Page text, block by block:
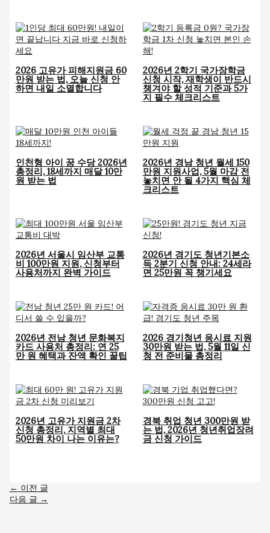
2026 고유가 피해지원금 60
만원 받는 법, 오늘 신청 안
하면 내일 소멸합니다
2026년 2학기 국가장학금
신청 시작, 재학생이 반드시
챙겨야 할 성적 기준과 5가
지 필수 체크리스트
인천형 아이 꿈 수당 2026년
총정리, 18세까지 매달 10만
원 받는 법
2026년 경남 청년 월세 150
만원 지원사업, 5월 마감 전
놓치면 안 될 4가지 핵심 체
크리스트
2026년 서울시 임산부 교통
비 100만원 지원, 신청부터
사용처까지 완벽 가이드
2026년 경기도 청년기본소
득 2분기 신청 안내: 24세라
면 25만원 꼭 챙기세요
2026년 전남 청년 문화복지
카드 사용처 총정리: 연 25
만 원 혜택과 잔액 확인 꿀팁
2026 경기청년 응시료 지원
30만원 받는 법, 5월 11일 신
청 전 준비물 총정리
2026년 고유가 지원금 2차
신청 총정리, 지역별 최대
50만원 차이 나는 이유는?
경북 취업 청년 300만원 받
는 법, 2026년 청년취업장려
금 신청 가이드
← 이전 글
다음 글 →